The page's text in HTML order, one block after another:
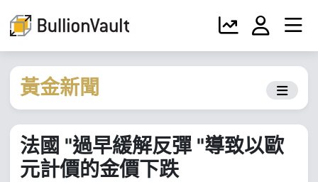
黃金新聞
法國 "過早緩解反彈 "導致以歐
元計價的金價下跌